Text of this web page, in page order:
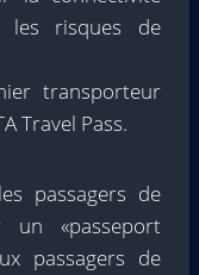
les risques de
transporteur
Travel Pass.
passagers de
un «passeport
passagers de